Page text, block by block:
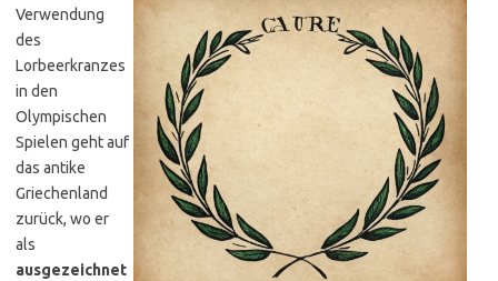
Verwendung
des
Lorbeerkranzes
in den
Olympischen
Spielen geht auf
das antike
Griechenland
zurück, wo er
als
ausgezeichnet